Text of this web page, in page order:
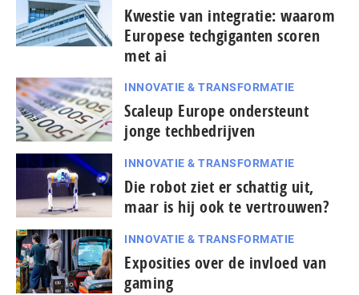
Kwestie van integratie: waarom
Europese techgiganten scoren
met ai
INNOVATIE & TRANSFORMATIE
Scaleup Europe ondersteunt
jonge techbedrijven
INNOVATIE & TRANSFORMATIE
Die robot ziet er schattig uit,
maar is hij ook te vertrouwen?
INNOVATIE & TRANSFORMATIE
Exposities over de invloed van
gaming